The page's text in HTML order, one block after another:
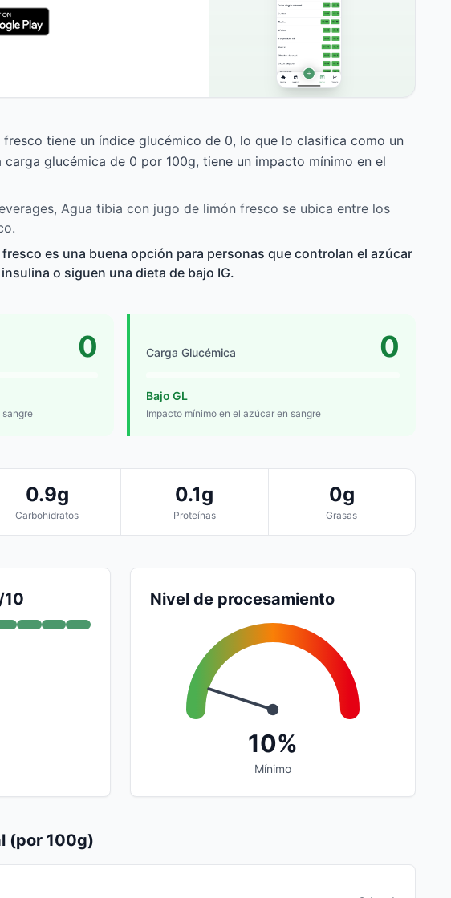
tiene un índice glucémico de 0, lo que lo clasifica como un
carga glucémica de 0 por 100g, tiene un impacto mínimo en el
Agua tibia con jugo de limón fresco se ubica entre los
es una buena opción para personas que controlan el azúcar
o siguen una dieta de bajo IG.
0 Carga Glucémica 0
Bajo GL
Impacto mínimo en el azúcar en sangre
0.9g
Carbohidratos
0.1g
Proteínas
0g
Grasas
10 Nivel de procesamiento
10%
Mínimo
(por 100g)